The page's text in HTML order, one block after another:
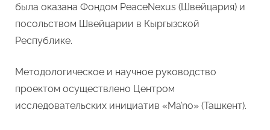
была оказана Фондом PeaceNexus (Швейцария) и
посольством Швейцарии в Кыргызской
Республике.
Методологическое и научное руководство
проектом осуществлено Центром
исследовательских инициатив «Ma’no» (Ташкент).